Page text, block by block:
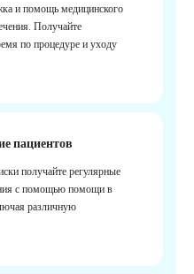
и помощь медицинского
Получайте
по процедуре и уходу
пациентов
получайте регулярные
с помощью помощи в
различную